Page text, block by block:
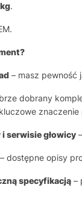
.
– masz pewność
dobrany
serwisie głowicy
dostępne opisy
specyfikacją–